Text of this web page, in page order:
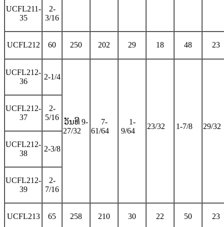
UCFL211-
35
2-
3/16
UCFL212 60 250 202 29 18 48 23
UCFL212-
36
2-1/4
ວັນທີ 9-
27/32
7-
61/64
1-
9/64
23/32 1-7/8 29/32
UCFL212-
37
2-
5/16
UCFL212-
38
2-3/8
UCFL212-
39
2-
7/16
UCFL213 65 258 210 30 22 50 23